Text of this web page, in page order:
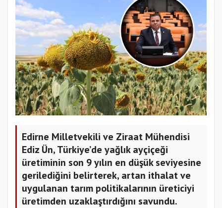
Edirne Milletvekili ve Ziraat Mühendisi
Ediz Ün, Türkiye’de yağlık ayçiçeği
üretiminin son 9 yılın en düşük seviyesine
gerilediğini belirterek, artan ithalat ve
uygulanan tarım politikalarının üreticiyi
üretimden uzaklaştırdığını savundu.